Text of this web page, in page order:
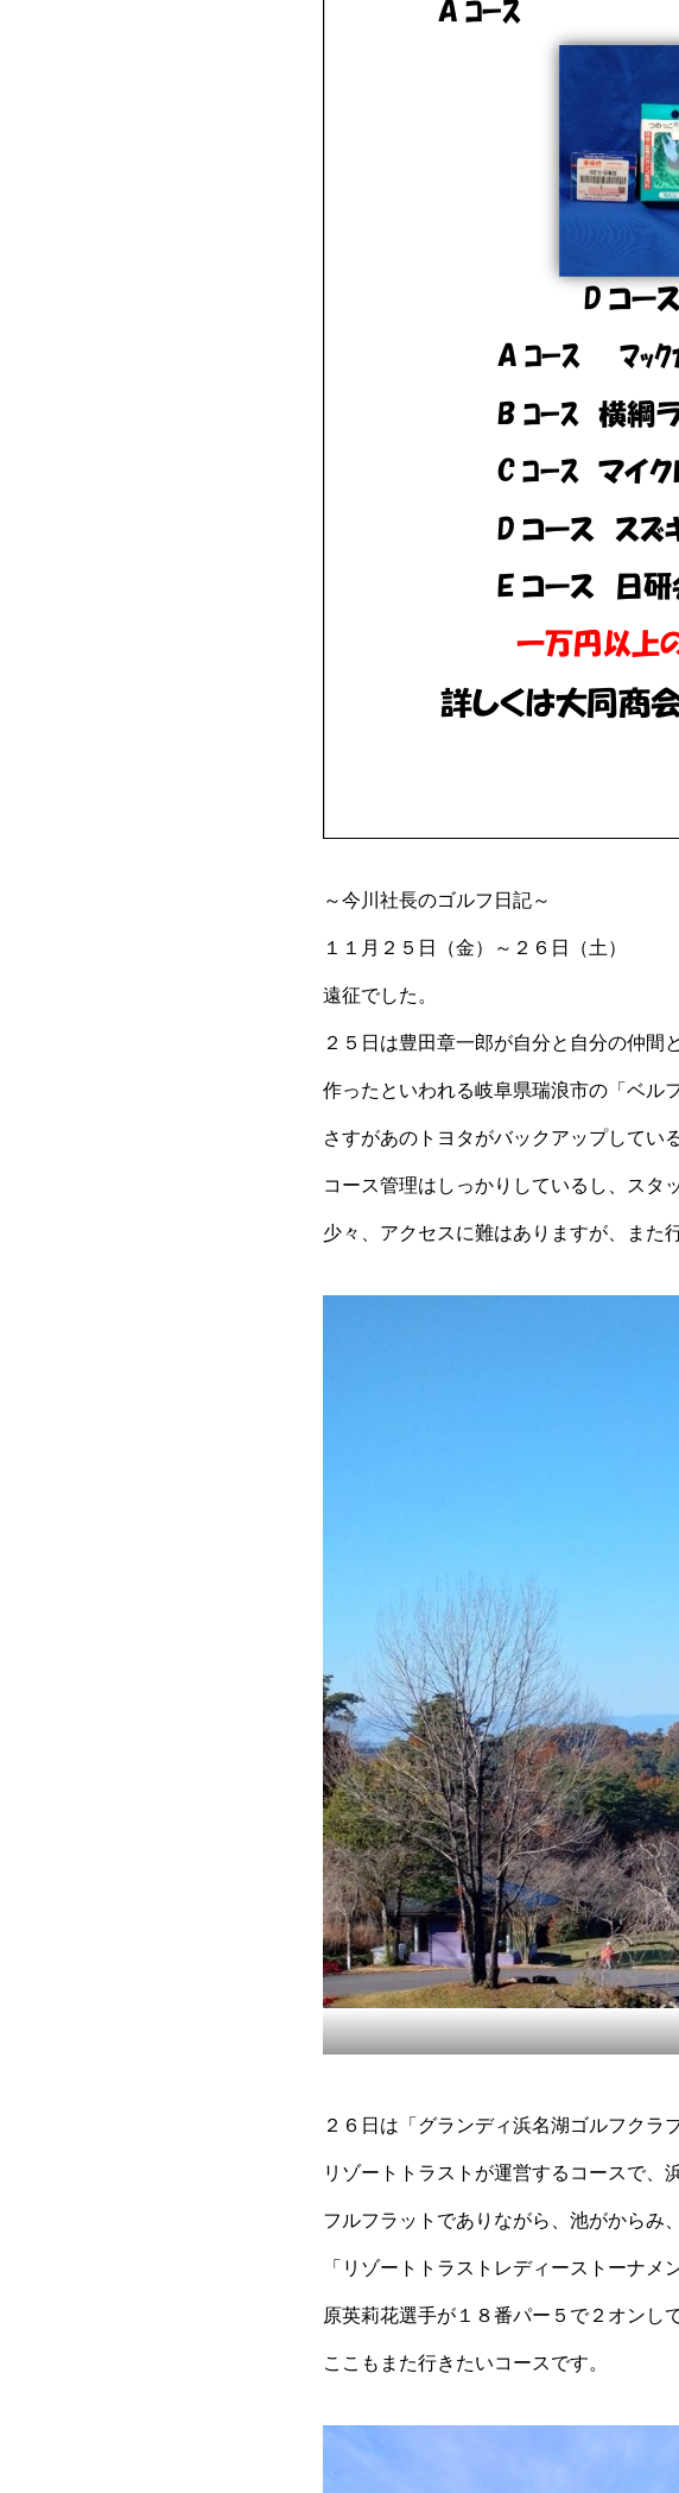
～今川社長のゴルフ日記～
１１月２５日（金）～２６日（土）
遠征でした。
２５日は豊田章一郎が自分と自分の仲間
作ったといわれる岐阜県瑞浪市の「ベル
さすがあのトヨタがバックアップしてい
コース管理はしっかりしているし、スタ
少々、アクセスに難はありますが、また
２６日は「グランディ浜名湖ゴルフクラ
リゾートトラストが運営するコースで、
フルフラットでありながら、池がからみ
「リゾートトラストレディーストーナメ
原英莉花選手が１８番パー５で２オンし
ここもまた行きたいコースです。